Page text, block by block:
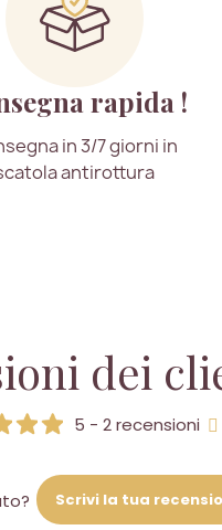
rapida !
in 3/7 giorni in
antirottura
dei
5 - 2 recensioni
Scrivi la tua